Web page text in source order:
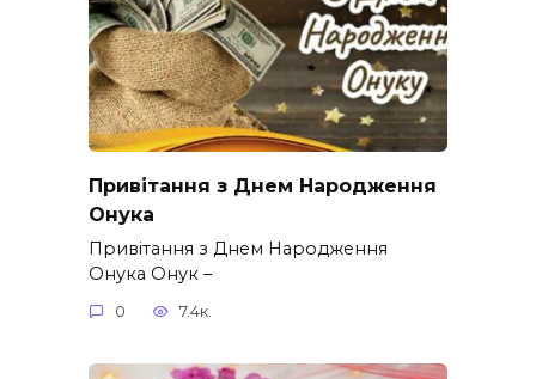
Привітання з Днем Народження
Онука
Привітання з Днем Народження
Онука Онук –
0 7.4к.